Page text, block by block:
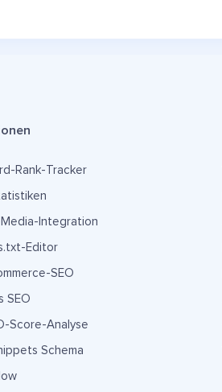
Rank-Tracker
Integration
Editor
SEO
SEO
Score-Analyse
Schema